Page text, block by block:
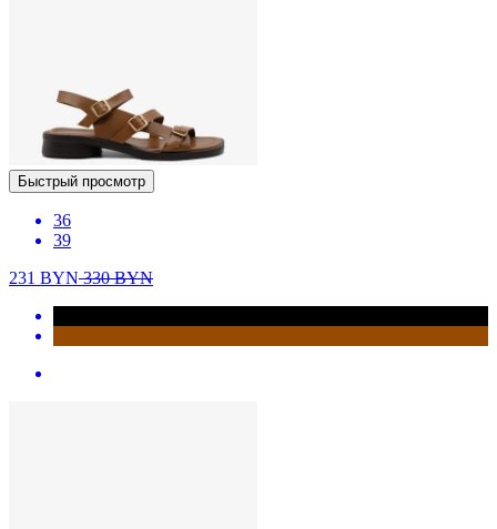
Быстрый просмотр
36
39
231 BYN330BYN